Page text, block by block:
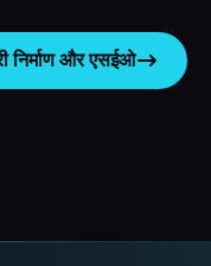
निर्माण और एसईओ